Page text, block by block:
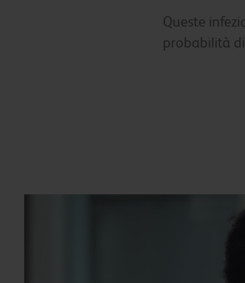
Queste
probabilità